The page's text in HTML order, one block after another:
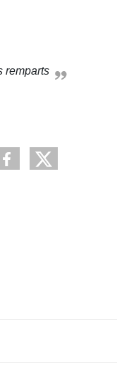
remparts